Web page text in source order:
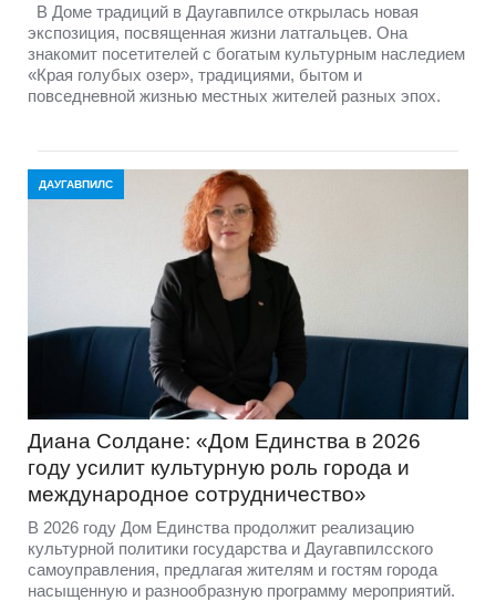
В Доме традиций в Даугавпилсе открылась новая
экспозиция, посвященная жизни латгальцев. Она
знакомит посетителей с богатым культурным наследием
«Края голубых озер», традициями, бытом и
повседневной жизнью местных жителей разных эпох.
ДАУГАВПИЛС
Диана Солдане: «Дом Единства в 2026
году усилит культурную роль города и
международное сотрудничество»
В 2026 году Дом Единства продолжит реализацию
культурной политики государства и Даугавпилсского
самоуправления, предлагая жителям и гостям города
насыщенную и разнообразную программу мероприятий.